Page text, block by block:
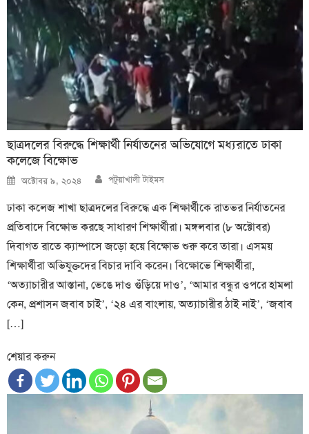
ছাত্রদলের বিরুদ্ধে শিক্ষার্থী নির্যাতনের অভিযোগে মধ্যরাতে ঢাকা
কলেজে বিক্ষোভ
Posted
on
অক্টোবর ৯, ২০২৪ Author
পটুয়াখালী টাইমস
ঢাকা কলেজ শাখা ছাত্রদলের বিরুদ্ধে এক শিক্ষার্থীকে রাতভর নির্যাতনের
প্রতিবাদে বিক্ষোভ করছে সাধারণ শিক্ষার্থীরা। মঙ্গলবার (৮ অক্টোবর)
দিবাগত রাতে ক্যাম্পাসে জড়ো হয়ে বিক্ষোভ শুরু করে তারা। এসময়
শিক্ষার্থীরা অভিযুক্তদের বিচার দাবি করেন। বিক্ষোভে শিক্ষার্থীরা,
‘অত্যাচারীর আস্তানা, ভেঙে দাও গুঁড়িয়ে দাও’, ‘আমার বন্ধুর ওপরে হামলা
কেন, প্রশাসন জবাব চাই’, ‘২৪ এর বাংলায়, অত্যাচারীর ঠাই নাই’, ‘জবাব
[…]
শেয়ার করুন